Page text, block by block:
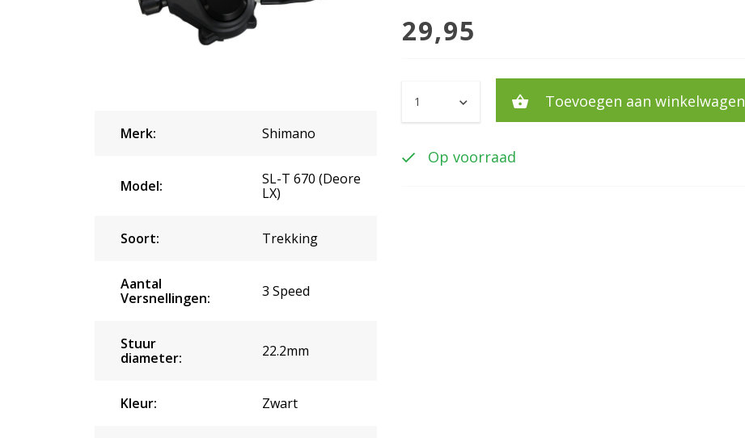
Merk: Shimano
Model:
SL-T 670 (Deore
LX)
Soort: Trekking
Aantal
Versnellingen:
3 Speed
Stuur
diameter:
22.2mm
Kleur: Zwart
29,95
Toevoegen aan winkelwagen
Op voorraad